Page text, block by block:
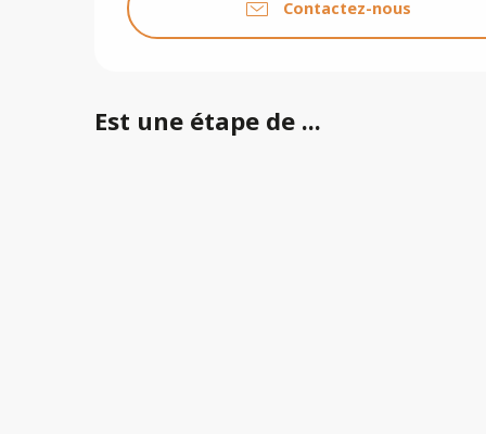
Contactez-nous
Est une étape de ...